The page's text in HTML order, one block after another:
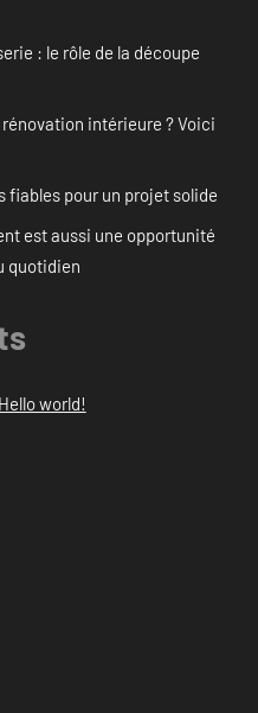
: le rôle de la découpe
intérieure ? Voici
fiables pour un projet solide
est aussi une opportunité
quotidien
Hello world!